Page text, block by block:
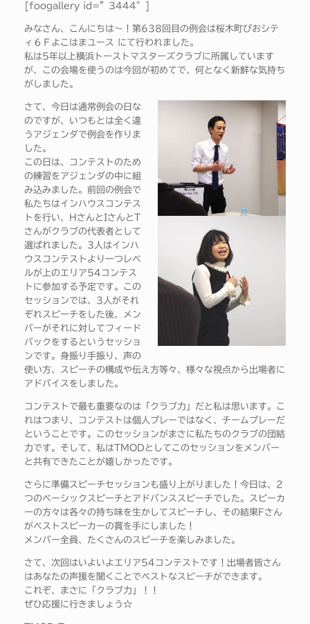
[foogallery id=”3444″]
みなさん、こんにちは～！第638回目の例会は桜木町ぴおシテ
ィ６Ｆよこはまユース にて行われました。
私は5年以上横浜トーストマスターズクラブに所属しています
が、この会場を使うのは今回が初めてで、何となく新鮮な気持ち
がしました。
さて、今日は通常例会の日な
のですが、いつもとは全く違
うアジェンダで例会を作りま
した。
この日は、コンテストのため
の練習をアジェンダの中に組
み込みました。前回の例会で
私たちはインハウスコンテス
トを行い、HさんとIさんとT
さんがクラブの代表者として
選ばれました。3人はインハ
ウスコンテストより一つレベ
ルが上のエリア54コンテス
トに参加する予定です。この
セッションでは、3人がそれ
ぞれスピーチをした後、メン
バーがそれに対してフィード
バックをするというセッショ
ンです。身振り手振り、声の
使い方、スピーチの構成や伝え方等々、様々な視点から出場者に
アドバイスをしました。
コンテストで最も重要なのは「クラブ力」だと私は思います。こ
れはつまり、コンテストは個人プレーではなく、チームプレーだ
ということです。このセッションがまさに私たちのクラブの団結
力です。そして、私はTMODとしてこのセッションをメンバー
と共有できたことが嬉しかったです。
さらに準備スピーチセッションも盛り上がりました！今日は、2
つのベーシックスピーチとアドバンススピーチでした。スピーカ
ーの方々は各々の持ち味を生かしてスピーチし、その結果Fさん
がベストスピーカーの賞を手にしました！
メンバー全員、たくさんのスピーチを楽しみました。
さて、次回はいよいよエリア54コンテストです！出場者皆さん
はあなたの声援を聞くことでベストなスピーチができます。
これぞ、まさに「クラブ力」！！
ぜひ応援に行きましょう☆